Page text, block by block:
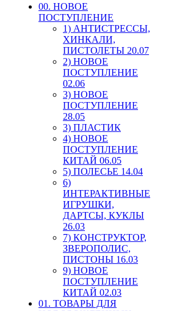
00. HОВОЕ
ПОСТУПЛЕНИЕ
1) АНТИСТРЕССЫ,
ХИНКАЛИ,
ПИСТОЛЕТЫ 20.07
2) НОВОЕ
ПОСТУПЛЕНИЕ
02.06
3) НОВОЕ
ПОСТУПЛЕНИЕ
28.05
3) ПЛАСТИК
4) НОВОЕ
ПОСТУПЛЕНИЕ
КИТАЙ 06.05
5) ПОЛЕСЬЕ 14.04
6)
ИНТЕРАКТИВНЫЕ
ИГРУШКИ,
ДАРТСЫ, КУКЛЫ
26.03
7) КОНСТРУКТОР,
ЗВЕРОПОЛИС,
ПИСТОНЫ 16.03
9) НОВОЕ
ПОСТУПЛЕНИЕ
КИТАЙ 02.03
01. ТОВАРЫ ДЛЯ